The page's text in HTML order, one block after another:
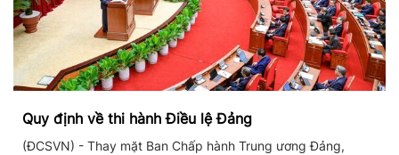
Quy định về thi hành Điều lệ Đảng
(ĐCSVN) - Thay mặt Ban Chấp hành Trung ương Đảng,